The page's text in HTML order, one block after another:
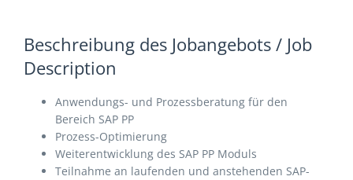
Beschreibung des Jobangebots / Job
Description
Anwendungs- und Prozessberatung für den
Bereich SAP PP
Prozess-Optimierung
Weiterentwicklung des SAP PP Moduls
Teilnahme an laufenden und anstehenden SAP-